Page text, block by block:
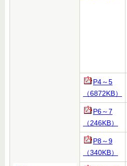
P4～5
（6872KB）
P6～7
（246KB）
P8～9
（340KB）